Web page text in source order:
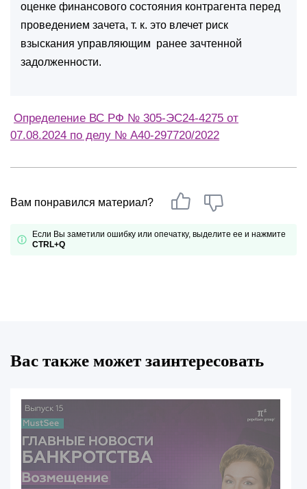
оценке финансового состояния контрагента перед
проведением зачета, т. к. это влечет риск
взыскания управляющим ранее зачтенной
задолженности.
Определение ВС РФ № 305-ЭС24-4275 от
07.08.2024 по делу № А40-297720/2022
Вам понравился материал?
Если Вы заметили ошибку или опечатку, выделите ее и нажмите
CTRL+Q
Вас также может заинтересовать